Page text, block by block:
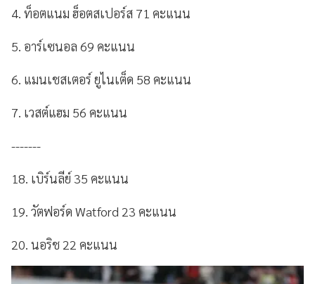
4. ท็อตแนม ฮ็อตสเปอร์ส 71 คะแนน
5. อาร์เซนอล 69 คะแนน
6. แมนเชสเตอร์ ยูไนเต็ด 58 คะแนน
7. เวสต์แฮม 56 คะแนน
-------
18. เบิร์นลีย์ 35 คะแนน
19. วัตฟอร์ด Watford 23 คะแนน
20. นอริช 22 คะแนน